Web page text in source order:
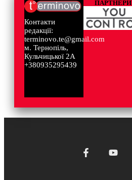
Контакти
редакції:
terminovo.te@gmail.com
м. Тернопіль,
Кульчицької 2А
+380935295439
ПАРТНЕРИ